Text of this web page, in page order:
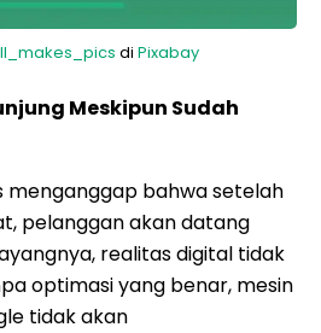
di Pixabay
Meskipun Sudah
menganggap bahwa setelah
pelanggan akan datang
realitas digital tidak
optimasi yang benar, mesin
tidak akan